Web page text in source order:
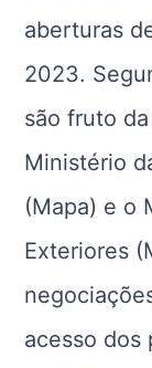
aberturas
2023.
são fruto
Ministério
(Mapa) e o
Exteriores
acesso dos